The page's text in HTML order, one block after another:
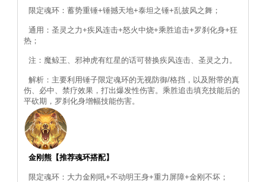
限定魂环：蓄势重锤+锤撼天地+泰坦之锤+乱披风之舞；
通用：圣灵之力+疾风连击+怒火中烧+乘胜追击+罗刹化身+狂
热；
注：魔鲸王、邪神虎有红星的话可替换疾风连击、圣灵之力。
解析：主要利用锤子限定魂环的无视防御/格挡，以及附带的真
伤、必中、禁疗效果，打出爆发性伤害。乘胜追击填充技能后的
平砍期，罗刹化身增幅技能伤害。
金刚熊【推荐魂环搭配】
限定魂环：大力金刚吼+不动明王身+重力屏障+金刚不坏；